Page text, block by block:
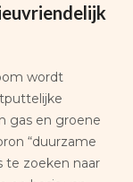
wordt
gas en groene
“duurzame
te zoeken naar